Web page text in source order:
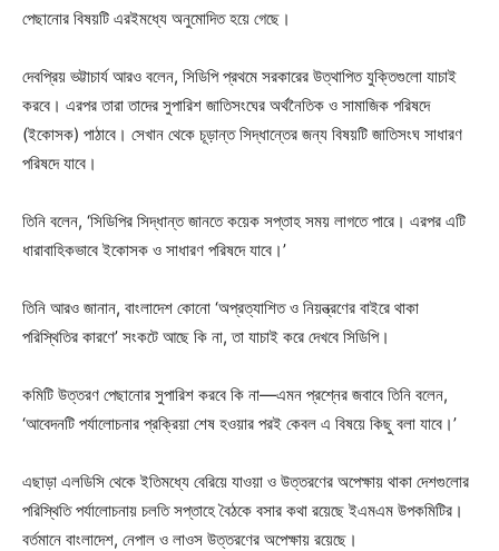
পেছানোর বিষয়টি এরইমধ্যে অনুমোদিত হয়ে গেছে।
দেবপ্রিয় ভট্টাচার্য আরও বলেন, সিডিপি প্রথমে সরকারের উত্থাপিত যুক্তিগুলো যাচাই
করবে। এরপর তারা তাদের সুপারিশ জাতিসংঘের অর্থনৈতিক ও সামাজিক পরিষদে
(ইকোসক) পাঠাবে। সেখান থেকে চূড়ান্ত সিদ্ধান্তের জন্য বিষয়টি জাতিসংঘ সাধারণ
পরিষদে যাবে।
তিনি বলেন, ‘সিডিপির সিদ্ধান্ত জানতে কয়েক সপ্তাহ সময় লাগতে পারে। এরপর এটি
ধারাবাহিকভাবে ইকোসক ও সাধারণ পরিষদে যাবে।’
তিনি আরও জানান, বাংলাদেশ কোনো ‘অপ্রত্যাশিত ও নিয়ন্ত্রণের বাইরে থাকা
পরিস্থিতির কারণে’ সংকটে আছে কি না, তা যাচাই করে দেখবে সিডিপি।
কমিটি উত্তরণ পেছানোর সুপারিশ করবে কি না—এমন প্রশ্নের জবাবে তিনি বলেন,
‘আবেদনটি পর্যালোচনার প্রক্রিয়া শেষ হওয়ার পরই কেবল এ বিষয়ে কিছু বলা যাবে।’
এছাড়া এলডিসি থেকে ইতিমধ্যে বেরিয়ে যাওয়া ও উত্তরণের অপেক্ষায় থাকা দেশগুলোর
পরিস্থিতি পর্যালোচনায় চলতি সপ্তাহে বৈঠকে বসার কথা রয়েছে ইএমএম উপকমিটির।
বর্তমানে বাংলাদেশ, নেপাল ও লাওস উত্তরণের অপেক্ষায় রয়েছে।